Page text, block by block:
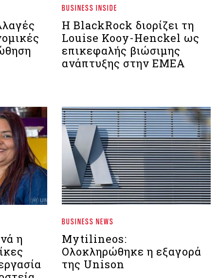
BUSINESS INSIDE
Η BlackRock διορίζει τη
Louise Kooy-Henckel ως
επικεφαλής βιώσιμης
ανάπτυξης στην EMEA
η
BUSINESS NEWS
Mytilineos:
Ολοκληρώθηκε η εξαγορά
της Unison